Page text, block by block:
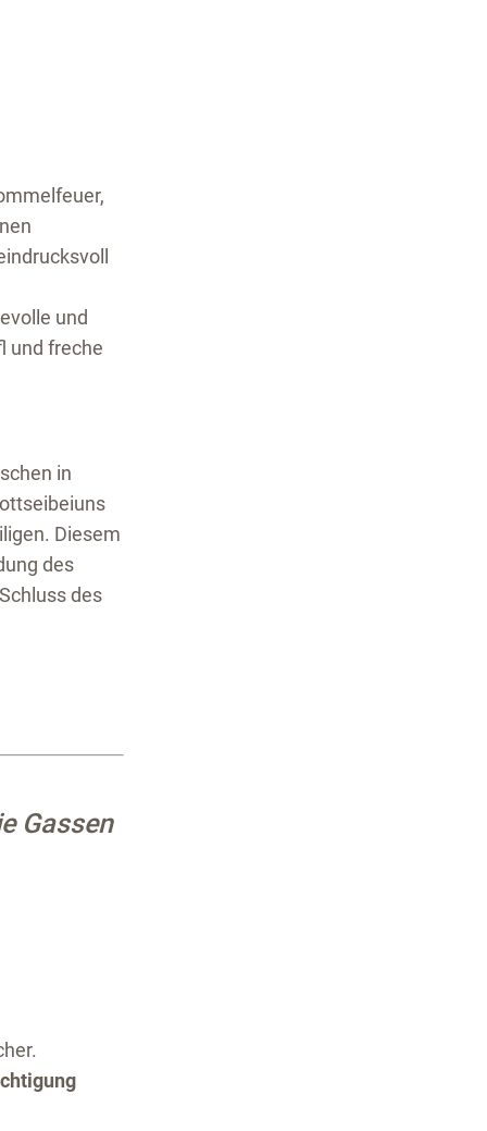
und
und freche
in
Diesem
des
des
Gassen